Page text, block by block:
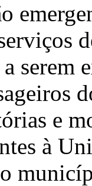
serem
e
à